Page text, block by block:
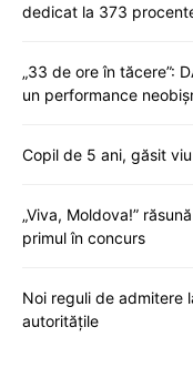
dedicat la 373
„33 de ore în tăcere”:
un performance
Copil de 5 ani, găsit
„Viva, Moldova!”
primul în concurs
Noi reguli de admitere
autoritățile